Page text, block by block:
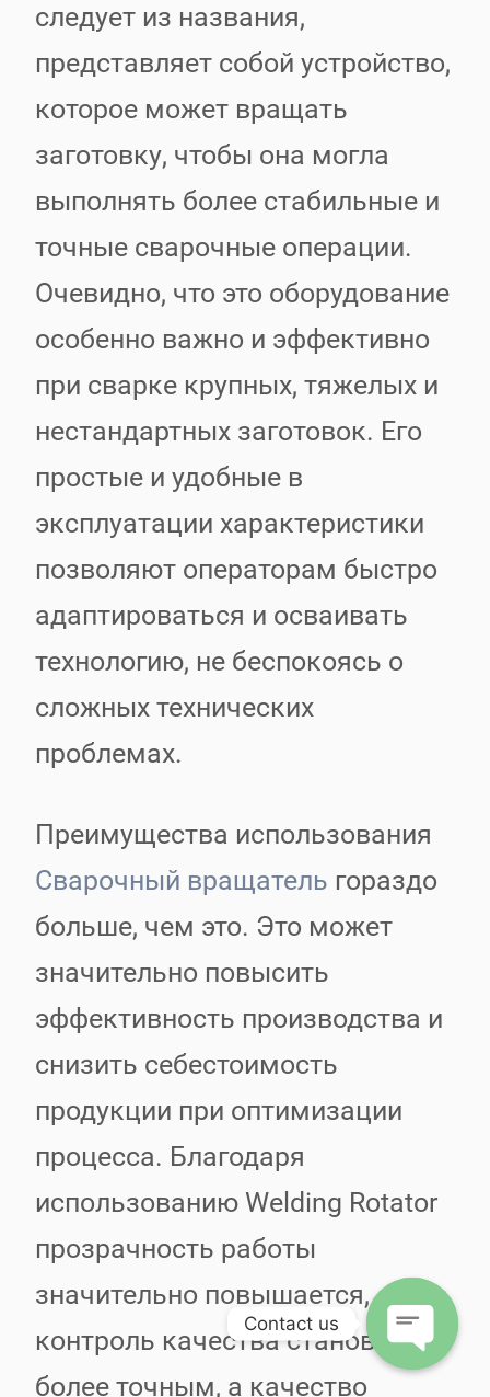
следует из названия,
представляет собой устройство,
которое может вращать
заготовку, чтобы она могла
выполнять более стабильные и
точные сварочные операции.
Очевидно, что это оборудование
особенно важно и эффективно
при сварке крупных, тяжелых и
нестандартных заготовок. Его
простые и удобные в
эксплуатации характеристики
позволяют операторам быстро
адаптироваться и осваивать
технологию, не беспокоясь о
сложных технических
проблемах.
Преимущества использования
Сварочный вращатель гораздо
больше, чем это. Это может
значительно повысить
эффективность производства и
снизить себестоимость
продукции при оптимизации
процесса. Благодаря
использованию Welding Rotator
прозрачность работы
значительно повышается,
контроль качества становится
более точным, а качество
Contact us